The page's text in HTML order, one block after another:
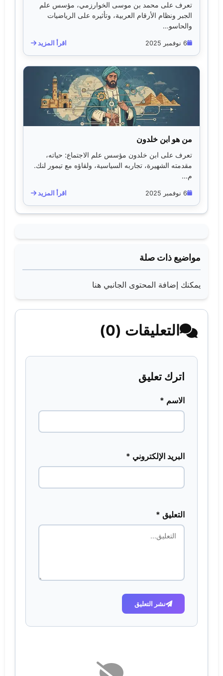
تعرف على محمد بن موسى الخوارزمي، مؤسس علم
الجبر ونظام الأرقام العربية، وتأثيره على الرياضيات
والحاسو...
6 نوفمبر 2025 اقرأ المزيد
من هو ابن خلدون
تعرف على ابن خلدون مؤسس علم الاجتماع: حياته،
مقدمته الشهيرة، تجاربه السياسية، ولقاؤه مع تيمور لنك.
م...
6 نوفمبر 2025 اقرأ المزيد
مواضيع ذات صلة
يمكنك إضافة المحتوى الجانبي هنا
التعليقات (0)
اترك تعليق
الاسم *
البريد الإلكتروني *
التعليق *
نشر التعليق